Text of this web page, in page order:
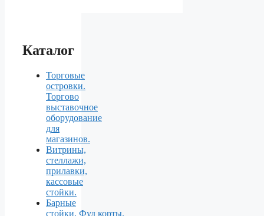
Каталог
Торговые
островки.
Торгово
выставочное
оборудование
для
магазинов.
Витрины,
стеллажи,
прилавки,
кассовые
стойки.
Барные
стойки, Фуд корты.